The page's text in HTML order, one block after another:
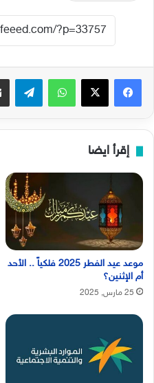
فيسبوك‫X واتساب
إقرأ ايضا
موعد عيد الفطر 2025 فلكياً .. الأحد
أم الإثنين؟
25 مارس, 2025